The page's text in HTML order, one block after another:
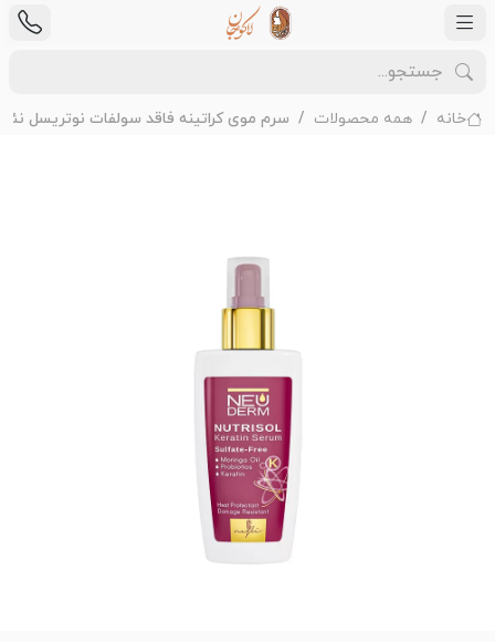
خانه همه محصولات سرم موی کراتینه فاقد سولفات نوتریسل